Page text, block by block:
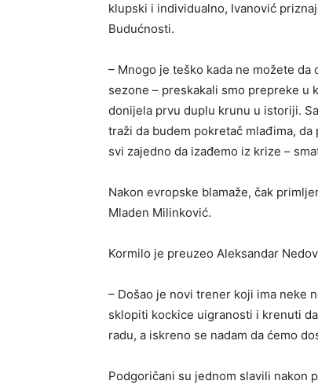
klupski i individualno, Ivanović
Budućnosti.
– Mnogo je teško kada ne možete
sezone – preskakali smo prepreke
donijela prvu duplu krunu u istoriji.
traži da budem pokretač mlađima,
svi zajedno da izađemo iz krize –
Nakon evropske blamaže, čak
Mladen Milinković.
Kormilo je preuzeo Aleksandar
– Došao je novi trener koji ima neke
sklopiti kockice uigranosti i krenuti
radu, a iskreno se nadam da ćemo
Podgoričani su jednom slavili nakon